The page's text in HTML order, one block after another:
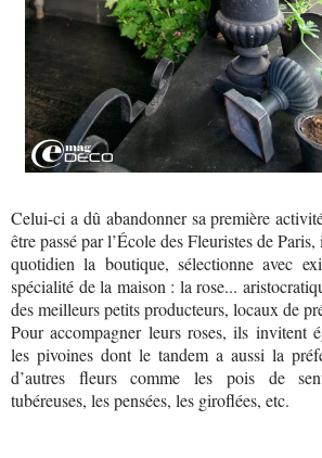
Celui-ci a dû abandonner sa première
être passé par l’École des Fleuristes de Paris,
quotidien la boutique, sélectionne avec
spécialité de la maison : la rose...
des meilleurs petits producteurs, locaux de
Pour accompagner leurs roses, ils invitent
les pivoines dont le tandem a aussi la
d’autres fleurs comme les pois de
tubéreuses, les pensées, les giroflées, etc.